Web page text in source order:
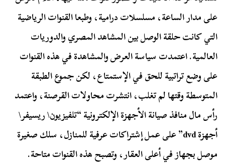
على مدار الساعة، مسلسلات درامية، وطبعا القنوات الرياضية
التي كانت حلقة الوصل بين المشاهد المصري والدوريات
العالمية. اعتمدت سياسة العرض والمشاهدة في هذه القنوات
على وضع تراتبية للحق في الإستمتاع، لكن جموع الطبقة
المتوسطة وقتها لم تغلب، انتشرت محاولات القرصنة، واعتمد
رأس مال منافذ صيانة الأجهزة الإلكترونية “تلفيزيون\ ريسيفر\
أجهزة dvd” على عمل إشتراكات عرفية للمنازل، سلك صغيرة
موصل بجهاز في أعلى العقار، وتصبح هذه القنوات متاحة.